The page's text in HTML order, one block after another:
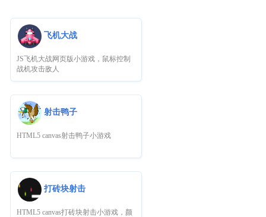
飞机大战
JS飞机大战网页版小游戏，鼠标控制
战机攻击敌人
射击鸭子
HTML5 canvas射击鸭子小游戏
打砖块射击
HTML5 canvas打砖块射击小游戏，颜